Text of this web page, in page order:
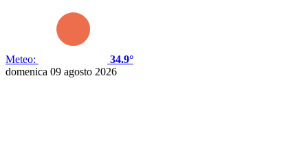
Meteo:
34.9°
domenica 09 agosto 2026